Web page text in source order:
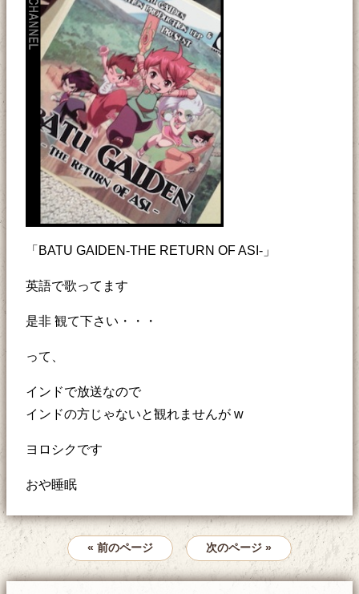
「BATU GAIDEN-THE RETURN OF ASI-」
英語で歌ってます
是非 観て下さい・・・
って、
インドで放送なので
インドの方じゃないと観れませんが w
ヨロシクです
おや睡眠
« 前のページ 次のページ »